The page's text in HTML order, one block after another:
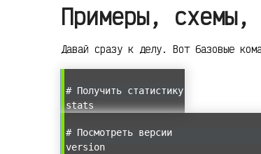
Примеры, схемы,
Давай сразу к делу. Вот базовые
# Получить статистику
stats
# Посмотреть версии
version